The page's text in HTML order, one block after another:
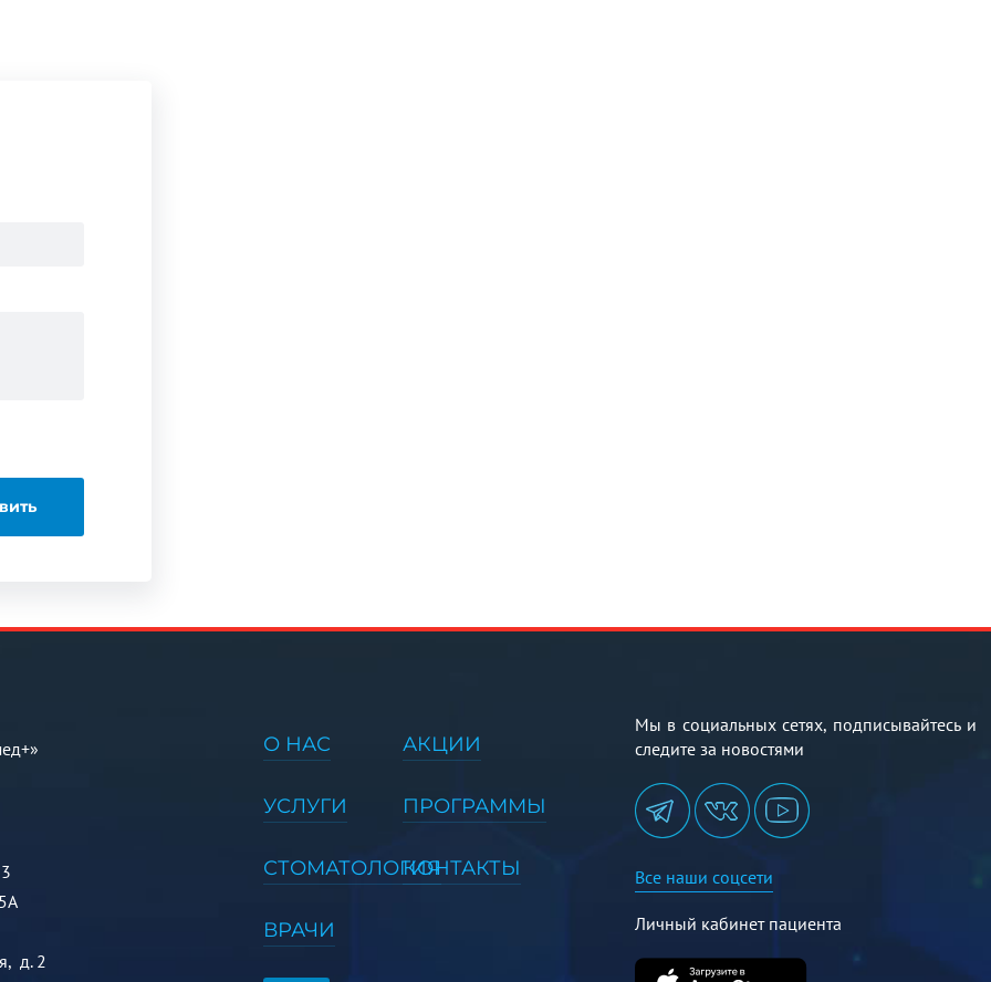
д. 2
О НАС
УСЛУГИ
СТОМАТОЛОГИЯ
ВРАЧИ
АКЦИИ
ПРОГРАММЫ
КОНТАКТЫ
Мы в социальных сетях, подписывайтесь и
следите за новостями
Все наши соцсети
Личный кабинет пациента